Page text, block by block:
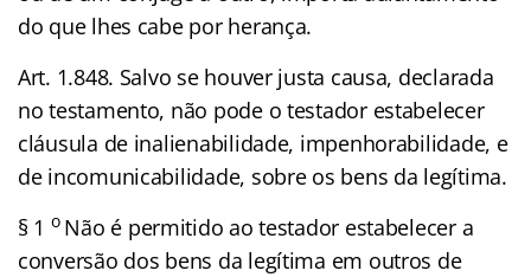
do que lhes cabe por herança.
Art. 1.848. Salvo se houver justa causa, declarada
no testamento, não pode o testador estabelecer
cláusula de inalienabilidade, impenhorabilidade, e
de incomunicabilidade, sobre os bens da legítima.
§ 1 o Não é permitido ao testador estabelecer a
conversão dos bens da legítima em outros de